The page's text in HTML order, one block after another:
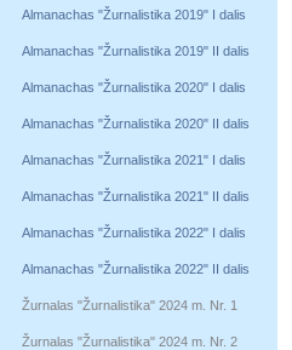
Almanachas "Žurnalistika 2019" I dalis
Almanachas "Žurnalistika 2019" II dalis
Almanachas "Žurnalistika 2020" I dalis
Almanachas "Žurnalistika 2020" II dalis
Almanachas "Žurnalistika 2021" I dalis
Almanachas "Žurnalistika 2021" II dalis
Almanachas "Žurnalistika 2022" I dalis
Almanachas "Žurnalistika 2022" II dalis
Žurnalas "Žurnalistika" 2024 m. Nr. 1
Žurnalas "Žurnalistika" 2024 m. Nr. 2